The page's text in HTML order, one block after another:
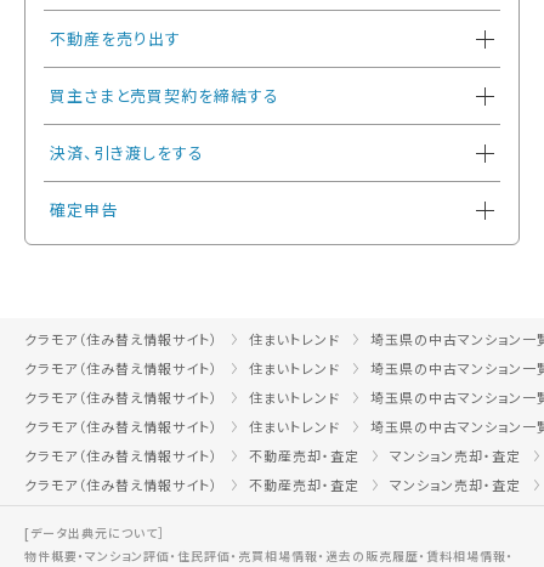
不動産を売り出す
買主さまと売買契約を締結する
決済、引き渡しをする
確定申告
クラモア（住み替え情報サイト） 住まいトレンド
埼玉県の中古マンション一
クラモア（住み替え情報サイト）
住まいトレンド
埼玉県の中古マンション一
クラモア（住み替え情報サイト）
住まいトレンド
埼玉県の中古マンション一
クラモア（住み替え情報サイト）
住まいトレンド
埼玉県の中古マンション一
クラモア（住み替え情報サイト）
不動産売却・査定
マンション売却・査定
クラモア（住み替え情報サイト）
不動産売却・査定 マンション売却・査定
[データ出典元について］
物件概要・マンション評価・住民評価・売買相場情報・過去の販売履歴・賃料相場情報・